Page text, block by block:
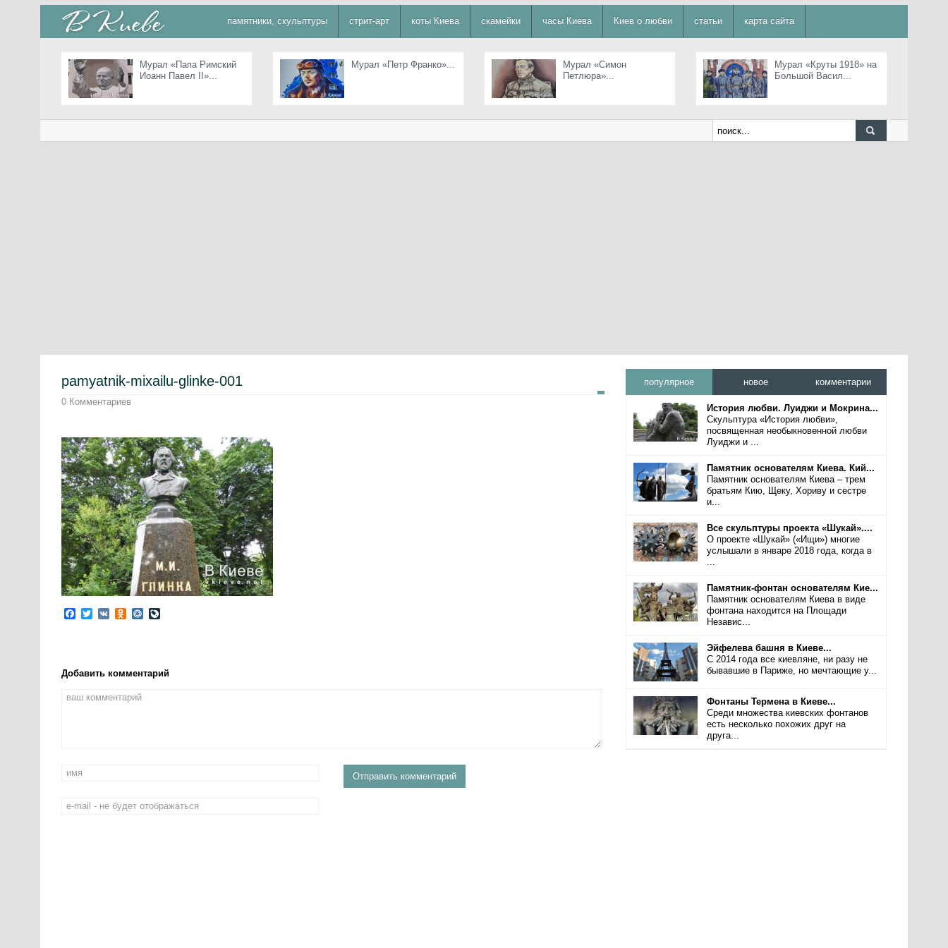
памятники, скульптуры стрит-арт коты Киева скамейки часы Киева Киев о любви статьи карта сайта
Мурал «Папа Римский
Иоанн Павел II»...
Мурал «Петр Франко»...
Мурал «Симон
Петлюра»...
Мурал «Круты 1918» на
Большой Васил...
pamyatnik-mixailu-glinke-001
0 Комментариев
Facebook
Twitter
VK Odnoklassniki
Mail.Ru
Добавить комментарий
популярное новое комментарии
История любви. Луиджи и Мокрина...
Скульптура «История любви»,
посвященная необыкновенной любви
Луиджи и ...
Памятник основателям Киева. Кий...
Памятник основателям Киева – трем
братьям Кию, Щеку, Хориву и сестре
и...
Все скульптуры проекта «Шукай»....
О проекте «Шукай» («Ищи») многие
услышали в январе 2018 года, когда в
...
Памятник-фонтан основателям Кие...
Памятник основателям Киева в виде
фонтана находится на Площади
Независ...
Эйфелева башня в Киеве...
С 2014 года все киевляне, ни разу не
бывавшие в Париже, но мечтающие у...
Фонтаны Термена в Киеве...
Среди множества киевских фонтанов
есть несколько похожих друг на
друга...